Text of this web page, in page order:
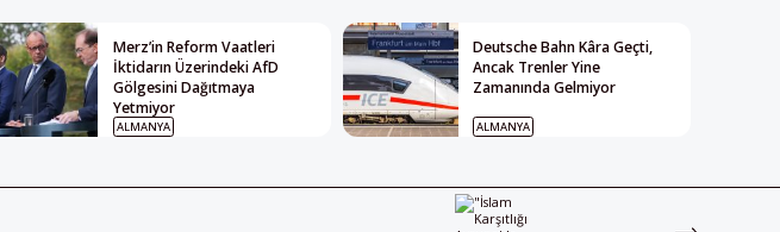
Merz’in Reform Vaatleri
İktidarın Üzerindeki AfD
Gölgesini Dağıtmaya
Yetmiyor
ALMANYA
Deutsche Bahn Kâra Geçti,
Ancak Trenler Yine
Zamanında Gelmiyor
ALMANYA